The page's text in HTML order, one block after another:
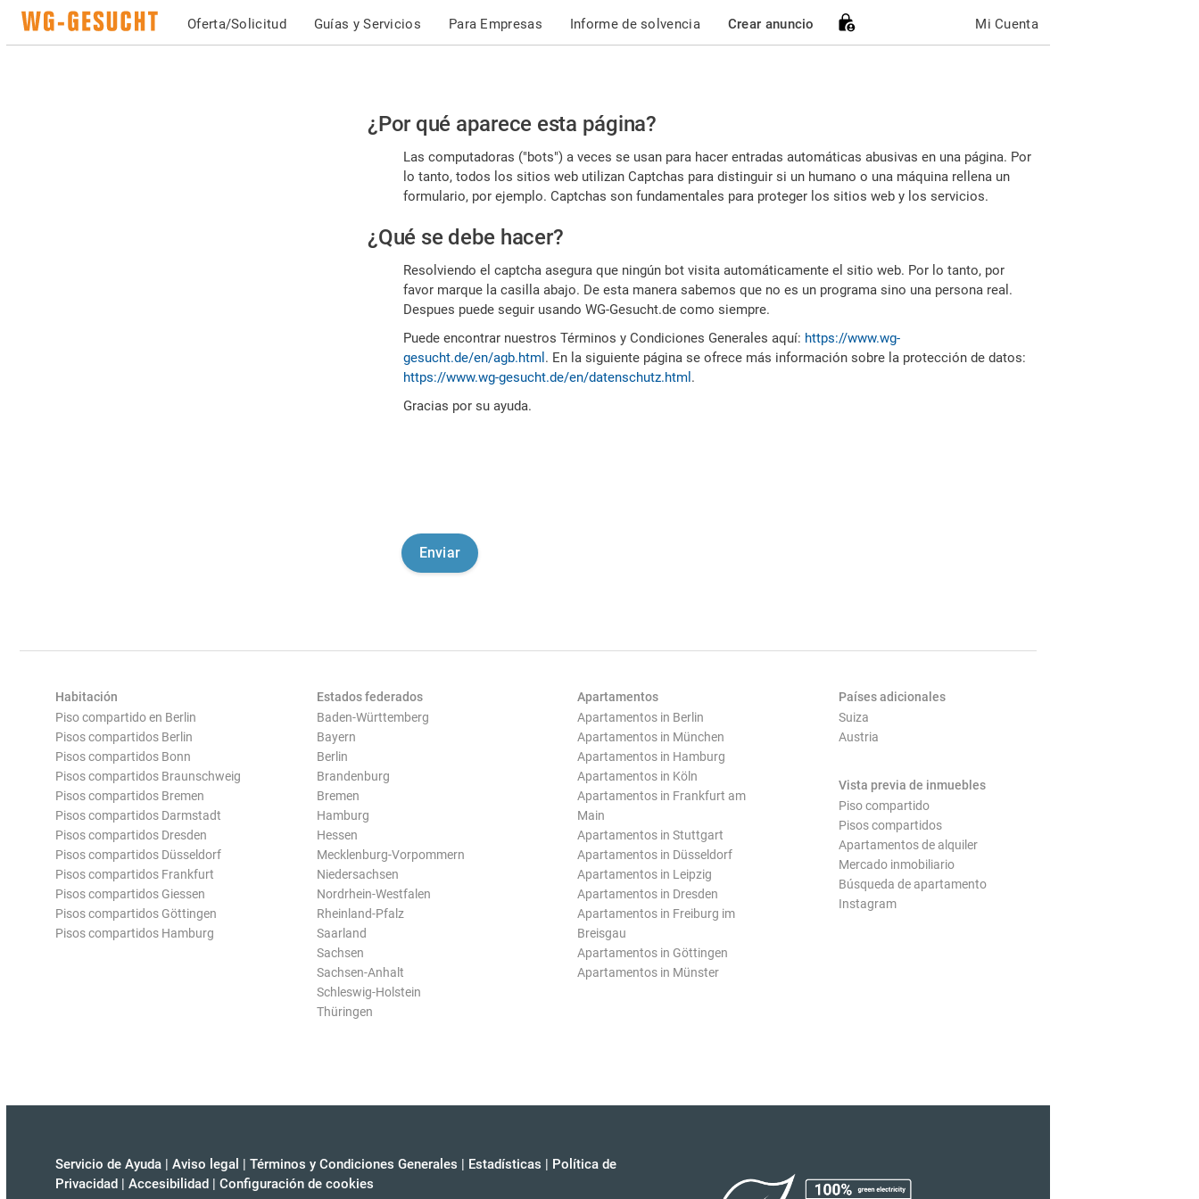
Oferta/Solicitud Guías y Servicios Para Empresas Informe de solvencia Crear anuncio Mi Cuenta
Por
favor,
confirme
es
humano
¿Por qué aparece esta página?
Las computadoras ("bots") a veces se usan para hacer entradas automáticas abusivas en una página. Por
lo tanto, todos los sitios web utilizan Captchas para distinguir si un humano o una máquina rellena un
formulario, por ejemplo. Captchas son fundamentales para proteger los sitios web y los servicios.
¿Qué se debe hacer?
Resolviendo el captcha asegura que ningún bot visita automáticamente el sitio web. Por lo tanto, por
favor marque la casilla abajo. De esta manera sabemos que no es un programa sino una persona real.
Despues puede seguir usando WG-Gesucht.de como siempre.
Puede encontrar nuestros Términos y Condiciones Generales aquí: https://www.wg-
gesucht.de/en/agb.html . En la siguiente página se ofrece más información sobre la protección de datos:
https://www.wg-gesucht.de/en/datenschutz.html .
Gracias por su ayuda.
Habitación
Piso compartido en Berlin
Pisos compartidos Berlin
Pisos compartidos Bonn
Pisos compartidos Braunschweig
Pisos compartidos Bremen
Pisos compartidos Darmstadt
Pisos compartidos Dresden
Pisos compartidos Düsseldorf
Pisos compartidos Frankfurt
Pisos compartidos Giessen
Pisos compartidos Göttingen
Pisos compartidos Hamburg
Estados federados
Baden-Württemberg
Bayern
Berlin
Brandenburg
Bremen
Hamburg
Hessen
Mecklenburg-Vorpommern
Niedersachsen
Nordrhein-Westfalen
Rheinland-Pfalz
Saarland
Sachsen
Sachsen-Anhalt
Schleswig-Holstein
Thüringen
Apartamentos
Apartamentos in Berlin
Apartamentos in München
Apartamentos in Hamburg
Apartamentos in Köln
Apartamentos in Frankfurt am
Main
Apartamentos in Stuttgart
Apartamentos in Düsseldorf
Apartamentos in Leipzig
Apartamentos in Dresden
Apartamentos in Freiburg im
Breisgau
Apartamentos in Göttingen
Apartamentos in Münster
Países adicionales
Suiza
Austria
Vista previa de inmuebles
Piso compartido
Pisos compartidos
Apartamentos de alquiler
Mercado inmobiliario
Búsqueda de apartamento
Instagram
Servicio de Ayuda | Aviso legal | Términos y Condiciones Generales | Estadísticas | Política de
Privacidad | Accesibilidad | Configuración de cookies